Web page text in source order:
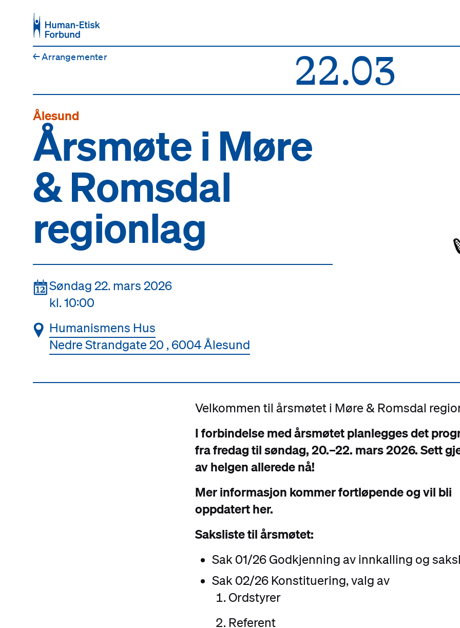
←Arrangementer 22.03
Ålesund
Årsmøte i Møre
& Romsdal
regionlag
📆Søndag 22. mars 2026
kl. 10:00
📍 Humanismens Hus
Nedre Strandgate 20 , 6004 Ålesund
Velkommen til årsmøtet i Møre & Romsdal
I forbindelse med årsmøtet planlegges det
fra fredag til søndag, 20.–22. mars 2026. Sett
av helgen allerede nå!
Mer informasjon kommer fortløpende og vil bli
oppdatert her.
Saksliste til årsmøtet:
Sak 01/26 Godkjenning av innkalling og
Sak 02/26 Konstituering, valg av
Ordstyrer
Referent